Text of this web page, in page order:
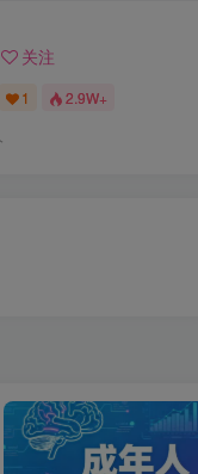
关注
1 2.9W+